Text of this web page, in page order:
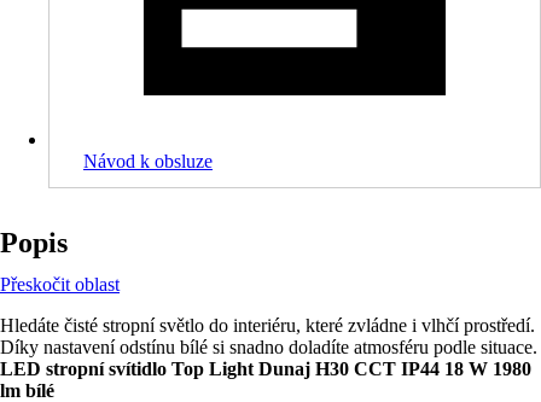
Návod k obsluze
Popis
Přeskočit oblast
Hledáte čisté stropní světlo do interiéru, které zvládne i vlhčí prostředí.
Díky nastavení odstínu bílé si snadno doladíte atmosféru podle situace.
LED stropní svítidlo Top Light Dunaj H30 CCT IP44 18 W 1980
lm bílé